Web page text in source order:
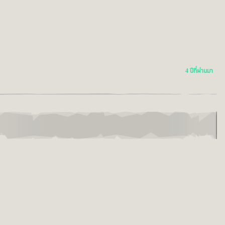
4 ปีที่ผ่านมา